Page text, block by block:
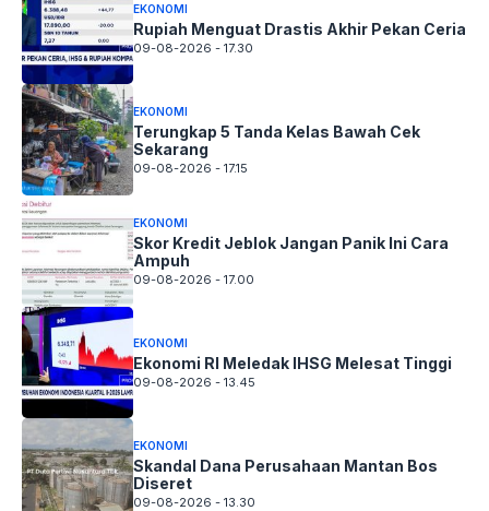
EKONOMI
Rupiah Menguat Drastis Akhir Pekan Ceria
09-08-2026 - 17.30
EKONOMI
Terungkap 5 Tanda Kelas Bawah Cek
Sekarang
09-08-2026 - 17.15
EKONOMI
Skor Kredit Jeblok Jangan Panik Ini Cara
Ampuh
09-08-2026 - 17.00
EKONOMI
Ekonomi RI Meledak IHSG Melesat Tinggi
09-08-2026 - 13.45
EKONOMI
Skandal Dana Perusahaan Mantan Bos
Diseret
09-08-2026 - 13.30